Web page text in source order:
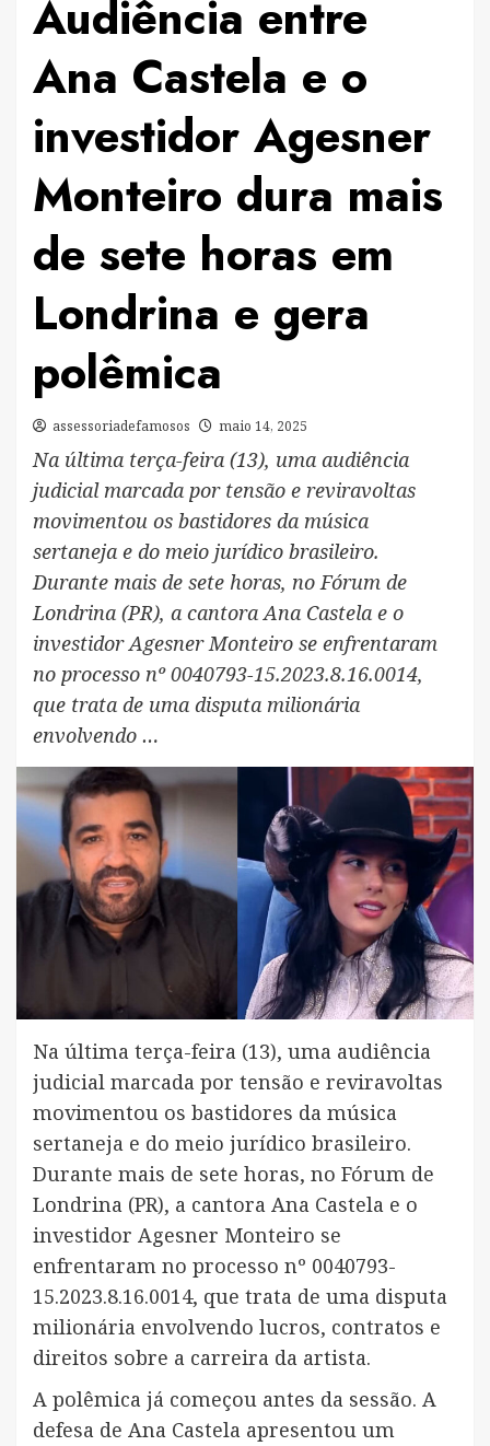
Audiência entre
Ana Castela e o
investidor Agesner
Monteiro dura mais
de sete horas em
Londrina e gera
polêmica
assessoriadefamosos maio 14, 2025
Na última terça-feira (13), uma audiência
judicial marcada por tensão e reviravoltas
movimentou os bastidores da música
sertaneja e do meio jurídico brasileiro.
Durante mais de sete horas, no Fórum de
Londrina (PR), a cantora Ana Castela e o
investidor Agesner Monteiro se enfrentaram
no processo nº 0040793-15.2023.8.16.0014,
que trata de uma disputa milionária
envolvendo …
Na última terça-feira (13), uma audiência
judicial marcada por tensão e reviravoltas
movimentou os bastidores da música
sertaneja e do meio jurídico brasileiro.
Durante mais de sete horas, no Fórum de
Londrina (PR), a cantora Ana Castela e o
investidor Agesner Monteiro se
enfrentaram no processo nº 0040793-
15.2023.8.16.0014, que trata de uma disputa
milionária envolvendo lucros, contratos e
direitos sobre a carreira da artista.
A polêmica já começou antes da sessão. A
defesa de Ana Castela apresentou um